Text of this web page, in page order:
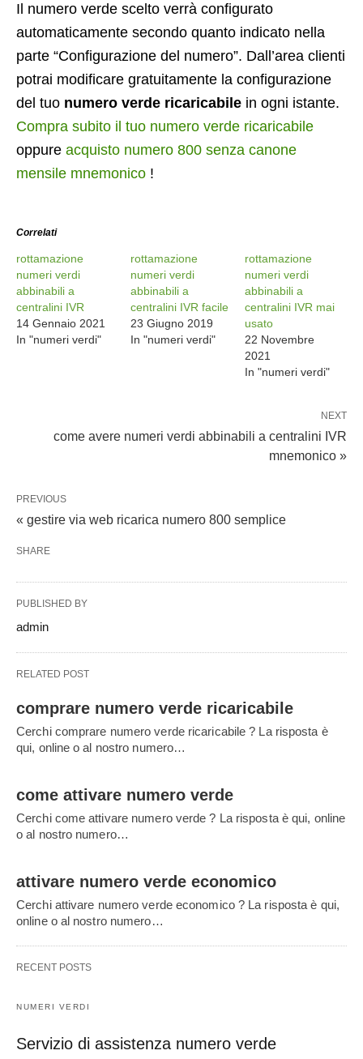
Il numero verde scelto verrà configurato
automaticamente secondo quanto indicato nella
parte “Configurazione del numero”. Dall’area clienti
potrai modificare gratuitamente la configurazione
del tuo numero verde ricaricabile in ogni istante.
Compra subito il tuo numero verde ricaricabile
oppure acquisto numero 800 senza canone
mensile mnemonico !
Correlati
rottamazione
numeri verdi
abbinabili a
centralini IVR
14 Gennaio 2021
In "numeri verdi"
rottamazione
numeri verdi
abbinabili a
centralini IVR facile
23 Giugno 2019
In "numeri verdi"
rottamazione
numeri verdi
abbinabili a
centralini IVR mai
usato
22 Novembre
2021
In "numeri verdi"
NEXT
come avere numeri verdi abbinabili a centralini IVR
mnemonico »
PREVIOUS
« gestire via web ricarica numero 800 semplice
SHARE
PUBLISHED BY
admin
RELATED POST
comprare numero verde ricaricabile
Cerchi comprare numero verde ricaricabile ? La risposta è
qui, online o al nostro numero…
come attivare numero verde
Cerchi come attivare numero verde ? La risposta è qui, online
o al nostro numero…
attivare numero verde economico
Cerchi attivare numero verde economico ? La risposta è qui,
online o al nostro numero…
RECENT POSTS
NUMERI VERDI
Servizio di assistenza numero verde